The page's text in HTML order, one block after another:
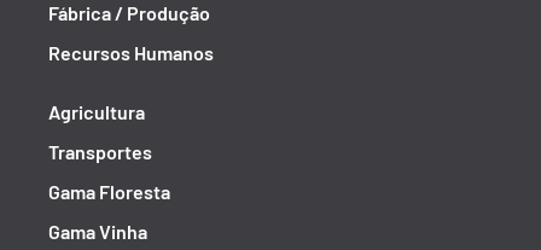
Fábrica / Produção
Recursos Humanos
Agricultura
Transportes
Gama Floresta
Gama Vinha